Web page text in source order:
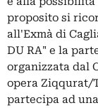
proposito si
all'Exmà di
DU RA" e la
organizzata dal
opera Ziqqurat/
partecipa ad